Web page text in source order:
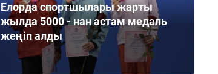
Елорда спортшылары жарты
жылда 5000 - нан астам медаль
жеңіп алды